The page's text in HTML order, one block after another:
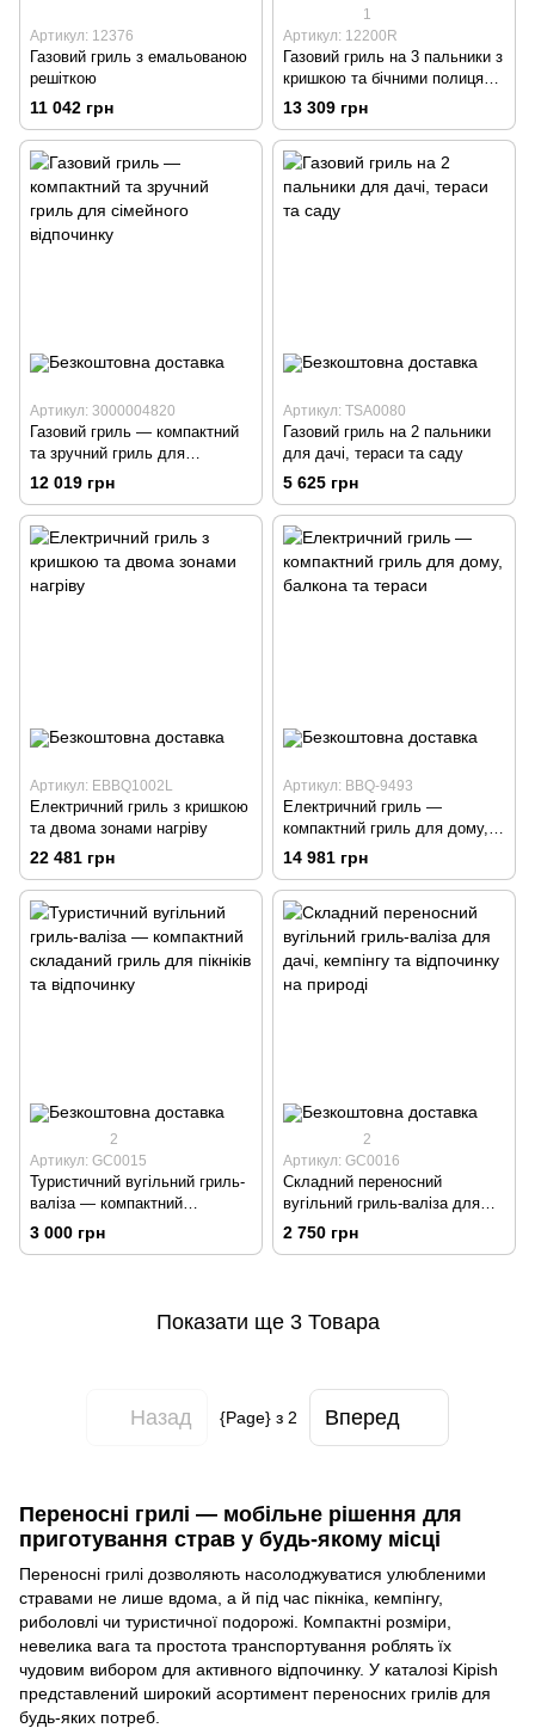
Артикул: 12376
Газовий гриль з емальованою
решіткою
11 042 грн
1
Артикул: 12200R
Газовий гриль на 3 пальники з
кришкою та бічними полицями
— зручне рішення для
13 309 грн
Артикул: 3000004820
Газовий гриль — компактний
та зручний гриль для
сімейного відпочинку
12 019 грн
Артикул: TSA0080
Газовий гриль на 2 пальники
для дачі, тераси та саду
5 625 грн
Артикул: EBBQ1002L
Електричний гриль з кришкою
та двома зонами нагріву
22 481 грн
Артикул: BBQ-9493
Електричний гриль —
компактний гриль для дому,
балкона та тераси
14 981 грн
2
Артикул: GC0015
Туристичний вугільний гриль-
валіза — компактний
складаний гриль для пікніків
та відпочинку
3 000 грн
2
Артикул: GC0016
Складний переносний
вугільний гриль-валіза для
дачі, кемпінгу та відпочинку
на природі
2 750 грн
Показати ще 3 Товара
Назад {Page} з 2 Вперед
Переносні грилі — мобільне рішення для
приготування страв у будь-якому місці
Переносні грилі дозволяють насолоджуватися улюбленими
стравами не лише вдома, а й під час пікніка, кемпінгу,
риболовлі чи туристичної подорожі. Компактні розміри,
невелика вага та простота транспортування роблять їх
чудовим вибором для активного відпочинку. У каталозі Kipish
представлений широкий асортимент переносних грилів для
будь-яких потреб.